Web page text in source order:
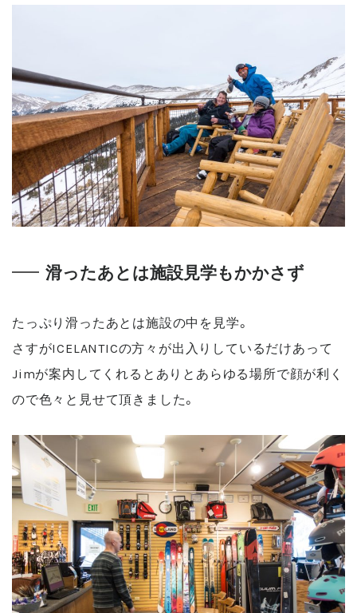
滑ったあとは施設見学もかかさず
たっぷり滑ったあとは施設の中を見学。
さすがICELANTICの方々が出入りしているだけあって
Jimが案内してくれるとありとあらゆる場所で顔が利く
ので色々と見せて頂きました。